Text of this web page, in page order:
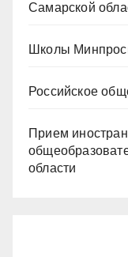
Самарской
Школы
Российское
Прием
области